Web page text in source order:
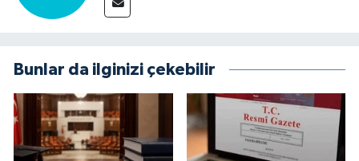
Bunlar da ilginizi çekebilir